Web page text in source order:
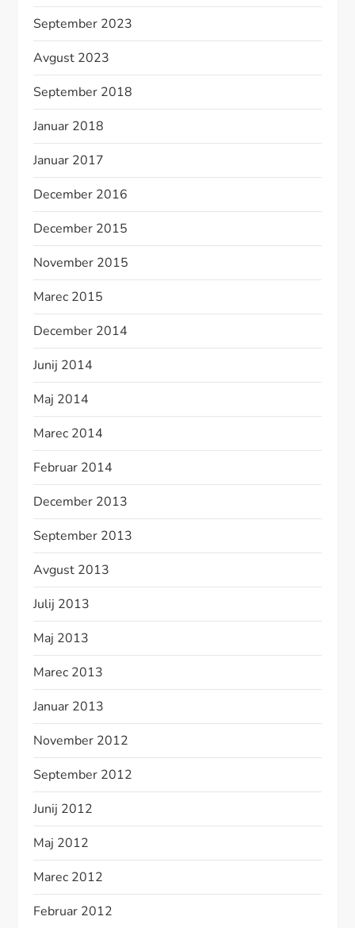
September 2023
Avgust 2023
September 2018
Januar 2018
Januar 2017
December 2016
December 2015
November 2015
Marec 2015
December 2014
Junij 2014
Maj 2014
Marec 2014
Februar 2014
December 2013
September 2013
Avgust 2013
Julij 2013
Maj 2013
Marec 2013
Januar 2013
November 2012
September 2012
Junij 2012
Maj 2012
Marec 2012
Februar 2012